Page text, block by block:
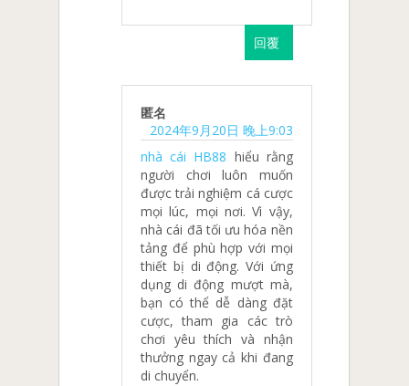
回覆
匿名
2024年9月20日 晚上9:03
nhà cái HB88 hiểu rằng
người chơi luôn muốn
được trải nghiệm cá cược
mọi lúc, mọi nơi. Vì vậy,
nhà cái đã tối ưu hóa nền
tảng để phù hợp với mọi
thiết bị di động. Với ứng
dụng di động mượt mà,
bạn có thể dễ dàng đặt
cược, tham gia các trò
chơi yêu thích và nhận
thưởng ngay cả khi đang
di chuyển.